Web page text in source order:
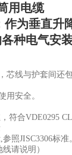
用电缆
为垂直升
种电气安装
芯线与护套间还
用安全。
符合VDE0295
照JISC3306标准
请说明）